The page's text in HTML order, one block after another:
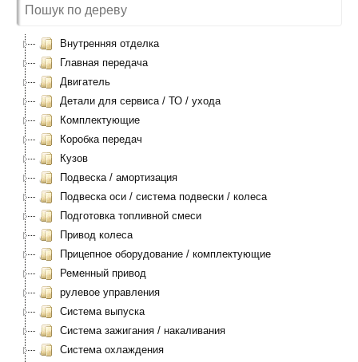
Внутренняя отделка
Главная передача
Двигатель
Детали для сервиса / ТО / ухода
Комплектующие
Коробка передач
Кузов
Подвеска / амортизация
Подвеска оси / система подвески / колеса
Подготовка топливной смеси
Привод колеса
Прицепное оборудование / комплектующие
Ременный привод
рулевое управления
Система выпуска
Система зажигания / накаливания
Система охлаждения